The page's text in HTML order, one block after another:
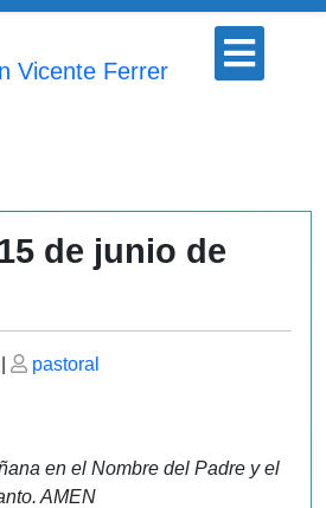
Vicente Ferrer
Botón
abrir
de junio de
Publicado
pastoral
en el Nombre del Padre y el
AMEN